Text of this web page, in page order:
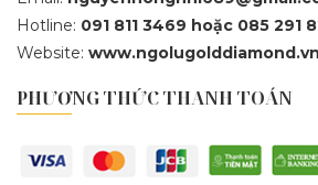
Hotline: 091 811 3469 hoặc 085 291
Website: www.ngolugolddiamond.vn
PHƯƠNG THỨC THANH TOÁN